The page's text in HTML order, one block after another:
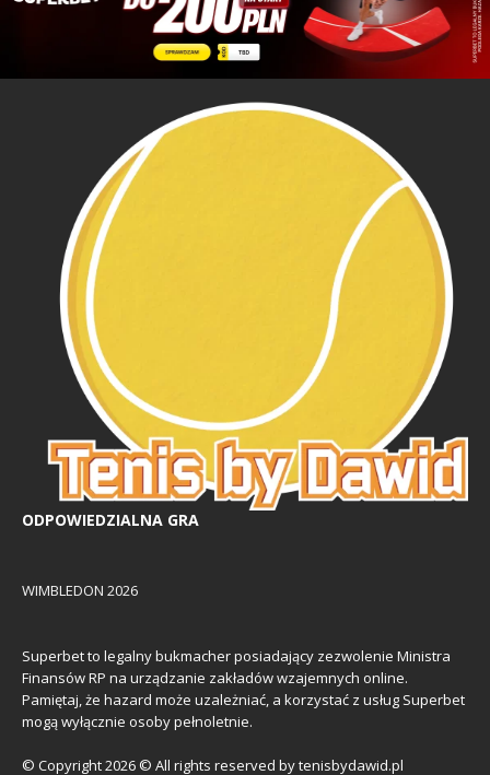
ODPOWIEDZIALNA GRA
WIMBLEDON 2026
Superbet to legalny bukmacher posiadający zezwolenie Ministra
Finansów RP na urządzanie zakładów wzajemnych online.
Pamiętaj, że hazard może uzależniać, a korzystać z usług Superbet
mogą wyłącznie osoby pełnoletnie.
© Copyright 2026 © All rights reserved by tenisbydawid.pl